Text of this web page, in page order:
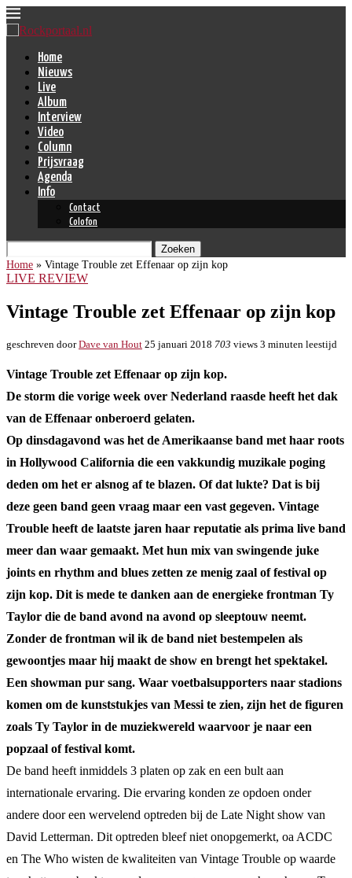
Home
Nieuws
Live
Album
Interview
Video
Column
Prijsvraag
Agenda
Info
Contact
Colofon
Zoeken
Home » Vintage Trouble zet Effenaar op zijn kop
LIVE REVIEW
Vintage Trouble zet Effenaar op zijn kop
geschreven doorDave van Hout 25 januari 2018 703 views 3 minuten leestijd
Vintage Trouble zet Effenaar op zijn kop.
De storm die vorige week over Nederland raasde heeft het dak
van de Effenaar onberoerd gelaten.
Op dinsdagavond was het de Amerikaanse band met haar roots
in Hollywood California die een vakkundig muzikale poging
deden om het er alsnog af te blazen. Of dat lukte? Dat is bij
deze geen band geen vraag maar een vast gegeven. Vintage
Trouble heeft de laatste jaren haar reputatie als prima live band
meer dan waar gemaakt. Met hun mix van swingende juke
joints en rhythm and blues zetten ze menig zaal of festival op
zijn kop. Dit is mede te danken aan de energieke frontman Ty
Taylor die de band avond na avond op sleeptouw neemt.
Zonder de frontman wil ik de band niet bestempelen als
gewoontjes maar hij maakt de show en brengt het spektakel.
Een showman pur sang. Waar voetbalsupporters naar stadions
komen om de kunststukjes van Messi te zien, zijn het de figuren
zoals Ty Taylor in de muziekwereld waarvoor je naar een
popzaal of festival komt.
De band heeft inmiddels 3 platen op zak en een bult aan
internationale ervaring. Die ervaring konden ze opdoen onder
andere door een wervelend optreden bij de Late Night show van
David Letterman. Dit optreden bleef niet onopgemerkt, oa ACDC
en The Who wisten de kwaliteiten van Vintage Trouble op waarde